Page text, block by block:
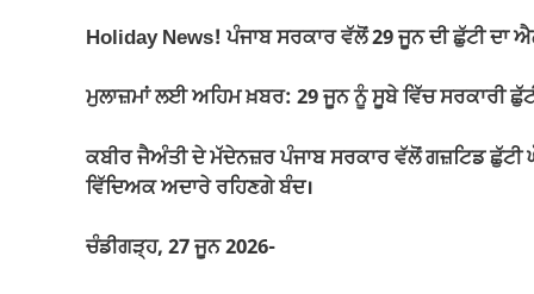
e
o
o
k
s
p
p
gr
m
y
n
k
e
Holiday News! ਪੰਜਾਬ ਸਰਕਾਰ ਵੱਲੋਂ 29 ਜੂਨ ਦੀ ਛੁੱਟੀ ਦਾ
ਮੁਲਾਜ਼ਮਾਂ ਲਈ ਅਹਿਮ ਖ਼ਬਰ: 29 ਜੂਨ ਨੂੰ ਸੂਬੇ ਵਿੱਚ ਸਰਕਾਰੀ
ਕਬੀਰ ਜੈਅੰਤੀ ਦੇ ਮੱਦੇਨਜ਼ਰ ਪੰਜਾਬ ਸਰਕਾਰ ਵੱਲੋਂ ਗਜ਼ਟਿਡ
ਵਿੱਦਿਅਕ ਅਦਾਰੇ ਰਹਿਣਗੇ ਬੰਦ।
ਚੰਡੀਗੜ੍ਹ, 27 ਜੂਨ 2026-